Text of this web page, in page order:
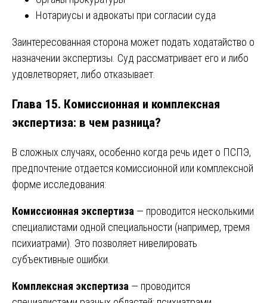
Нотариусы и адвокаты при согласии суда
Заинтересованная сторона может подать ходатайство о
назначении экспертизы. Суд рассматривает его и либо
удовлетворяет, либо отказывает.
Глава 15. Комиссионная и комплексная
экспертиза: в чем разница?
В сложных случаях, особенно когда речь идет о ПСПЭ,
предпочтение отдается комиссионной или комплексной
форме исследования:
Комиссионная экспертиза — проводится несколькими
специалистами одной специальности (например, тремя
психиатрами). Это позволяет нивелировать
субъективные ошибки.
Комплексная экспертиза — проводится